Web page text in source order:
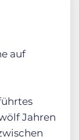
auf
Jahren